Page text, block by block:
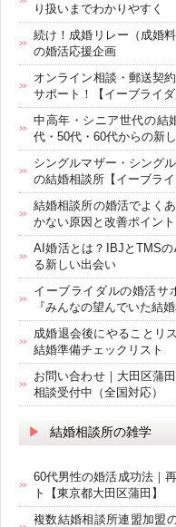
り扱いまでわかりやすく
続け！成婚リレー（成婚
の婚活応援企画
オンライン相談・郵送契
サポート！【イーブライ
中高年・シニア世代の結
代・50代・60代からの新
シングルマザー・シング
の結婚相談所【イーブライ
結婚相談所の婚活でよく
かない原因と改善ポイント
AI婚活とは？IBJとTMS
る新しい出会い
イーブライダルの婚活サ
『みんなの望んでいた結婚
成婚退会後にやることリ
結婚準備チェックリスト
お問い合わせ｜大田区蒲
相談受付中（全国対応）
結婚相談所の雑学
60代男性の婚活成功法｜
ト【東京都大田区蒲田】
複数結婚相談所連盟加盟